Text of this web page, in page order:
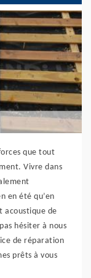
que tout
Vivre dans
en été qu’en
acoustique de
hésiter à nous
de réparation
prêts à vous